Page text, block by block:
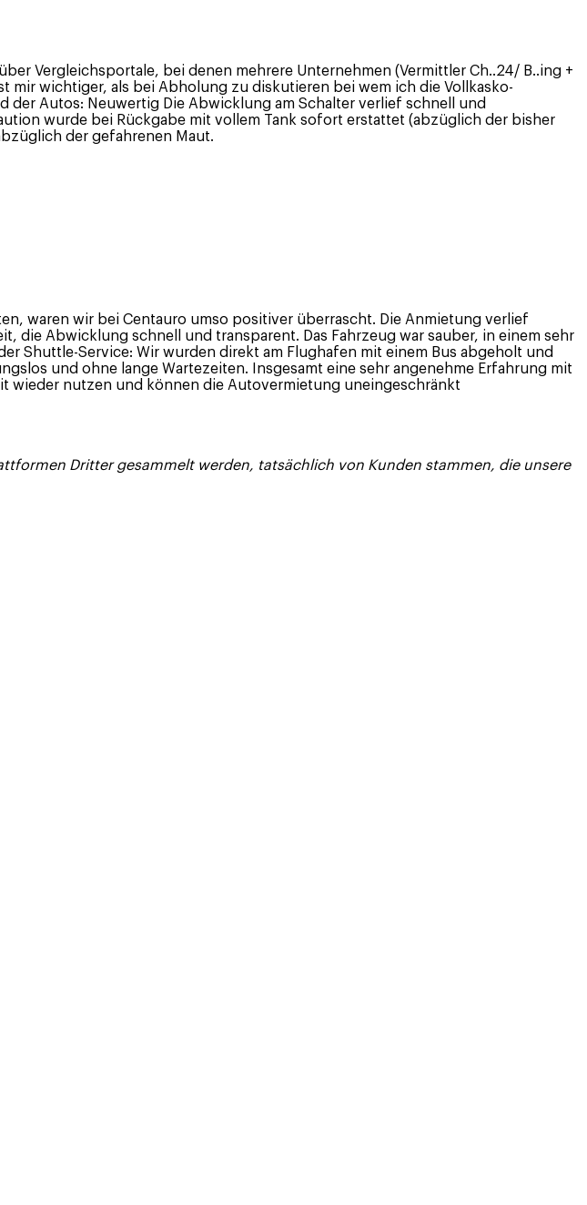
Vergleichsportale, bei denen mehrere Unternehmen (Vermittler Ch..24/ B..ing +
mir wichtiger, als bei Abholung zu diskutieren bei wem ich die Vollkasko-
der Autos: Neuwertig Die Abwicklung am Schalter verlief schnell und
wurde bei Rückgabe mit vollem Tank sofort erstattet (abzüglich der bisher
der gefahrenen Maut.
waren wir bei Centauro umso positiver überrascht. Die Anmietung verlief
die Abwicklung schnell und transparent. Das Fahrzeug war sauber, in einem sehr
Shuttle-Service: Wir wurden direkt am Flughafen mit einem Bus abgeholt und
und ohne lange Wartezeiten. Insgesamt eine sehr angenehme Erfahrung mit
wieder nutzen und können die Autovermietung uneingeschränkt
Dritter gesammelt werden, tatsächlich von Kunden stammen, die unsere